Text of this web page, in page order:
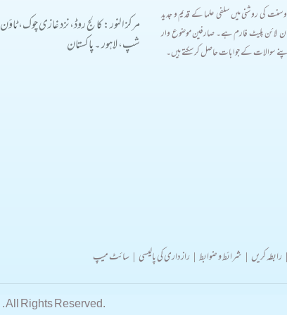
کی روشنی میں سلفی علما کے قدیم و جدید
آن لائن پلیٹ فارم ہے۔ صارفین موضوع وار
سوالات کے جوابات حاصل کر سکتے ہیں۔
مرکز النور: کالج روڈ، نزد غازی چوک، ٹاؤن
شپ، لاہور ۔ پاکستان
| رابطہ کریں | شرائط و ضوابط | رازداری کی پالیسی | سائٹ میپ
. All Rights Reserved.